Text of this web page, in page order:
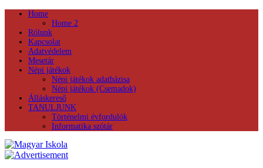
Home
Home 2
Rólunk
Kapcsolat
Adatvédelem
Mesetár
Népi játékok
Népi játékok adatbázisa
Népi játékok (Csemadok)
Álláskereső
TANULJUNK
Történelmi évfordulók
Informatika szótár